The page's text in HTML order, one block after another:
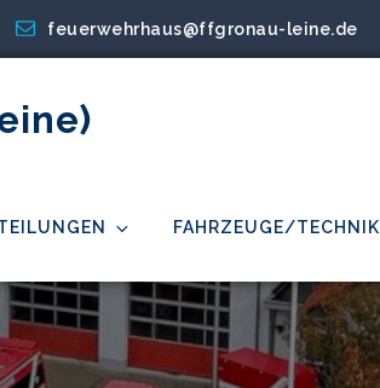
feuerwehrhaus@ffgronau-leine.de
FAHRZEUGE/TECHNIK